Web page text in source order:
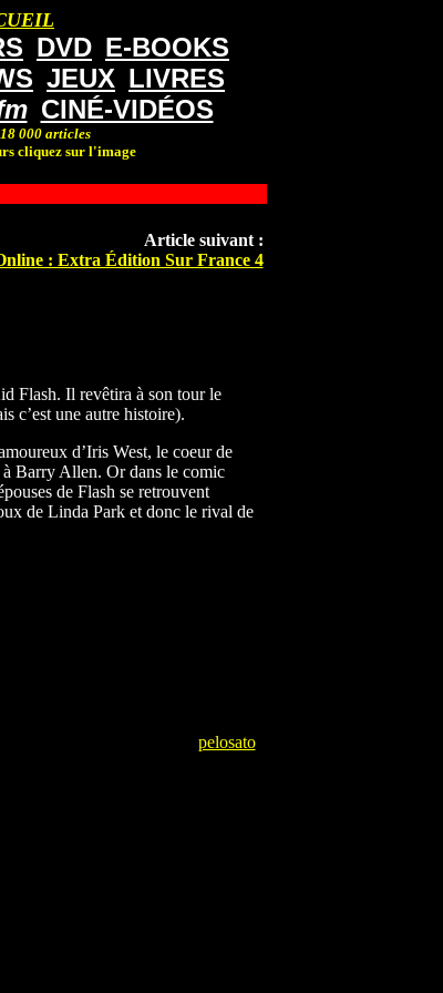
DVD E-BOOKS
JEUX LIVRES
CINÉ-VIDÉOS
000 articles
cliquez sur l'image
Article suivant :
: Extra Édition Sur France 4
Flash. Il revêtira à son tour le
c’est une autre histoire).
d’Iris West, le coeur de
Barry Allen. Or dans le comic
de Flash se retrouvent
de Linda Park et donc le rival de
pelosato